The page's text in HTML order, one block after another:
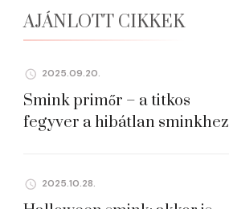
AJÁNLOTT CIKKEK
2025.09.20.
Smink primőr – a titkos
fegyver a hibátlan sminkhez
2025.10.28.